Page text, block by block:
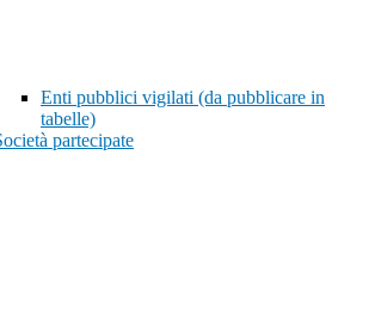
Enti pubblici vigilati (da pubblicare in
tabelle)
partecipate